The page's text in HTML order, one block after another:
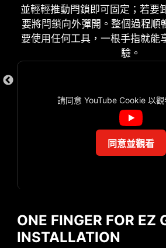
並輕輕推動閂鎖即可固定；若要
要將閂鎖向外彈開。整個過程順
要使用任何工具，一根手指就能
驗。
請同意 YouTube Cookie 以觀
同意並觀看
ONE FINGER FOR EZ
INSTALLATION
MSI主機板電路區域清楚標示機
位置，讓此區域淨空。每個螺
漆，防止零組件刮傷或損
MSI 獨家 JAF_1 接頭可讓 MPG
只要一條線材即可。此外，JAF_1
EZ 除錯燈
主機板上 LED 除錯指示燈，可
以便您準確判斷並重新啟
GAME BOOST
一鍵 CPU自動超
的處理器性能，調
外運算能力時，提
能。*需搭配相容處